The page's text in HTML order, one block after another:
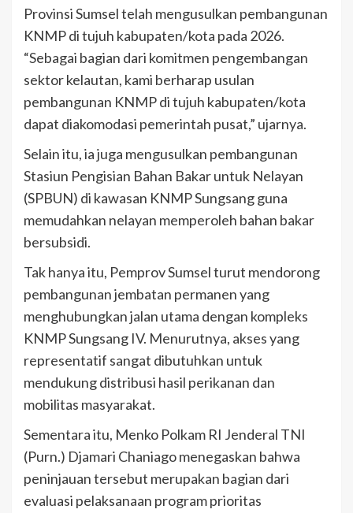
Provinsi Sumsel telah mengusulkan pembangunan
KNMP di tujuh kabupaten/kota pada 2026.
“Sebagai bagian dari komitmen pengembangan
sektor kelautan, kami berharap usulan
pembangunan KNMP di tujuh kabupaten/kota
dapat diakomodasi pemerintah pusat,” ujarnya.
Selain itu, ia juga mengusulkan pembangunan
Stasiun Pengisian Bahan Bakar untuk Nelayan
(SPBUN) di kawasan KNMP Sungsang guna
memudahkan nelayan memperoleh bahan bakar
bersubsidi.
Tak hanya itu, Pemprov Sumsel turut mendorong
pembangunan jembatan permanen yang
menghubungkan jalan utama dengan kompleks
KNMP Sungsang IV. Menurutnya, akses yang
representatif sangat dibutuhkan untuk
mendukung distribusi hasil perikanan dan
mobilitas masyarakat.
Sementara itu, Menko Polkam RI Jenderal TNI
(Purn.) Djamari Chaniago menegaskan bahwa
peninjauan tersebut merupakan bagian dari
evaluasi pelaksanaan program prioritas